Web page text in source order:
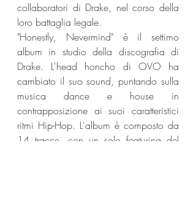
collaboratori di Drake, nel corso della
loro battaglia legale.
"Honestly, Nevermind" è il settimo
album in studio della discografia di
Drake. L'head honcho di OVO ha
cambiato il suo sound, puntando sulla
musica dance e house in
contrapposizione ai suoi caratteristici
ritmi Hip-Hop. L'album è composto da
14 tracce, con un solo featuring del